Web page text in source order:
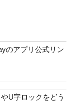
のアプリ公式リン
U字ロックをどう